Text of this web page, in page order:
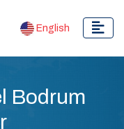
English
Bodrum